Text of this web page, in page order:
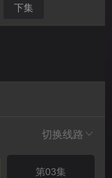
下集
切换线路
第03集